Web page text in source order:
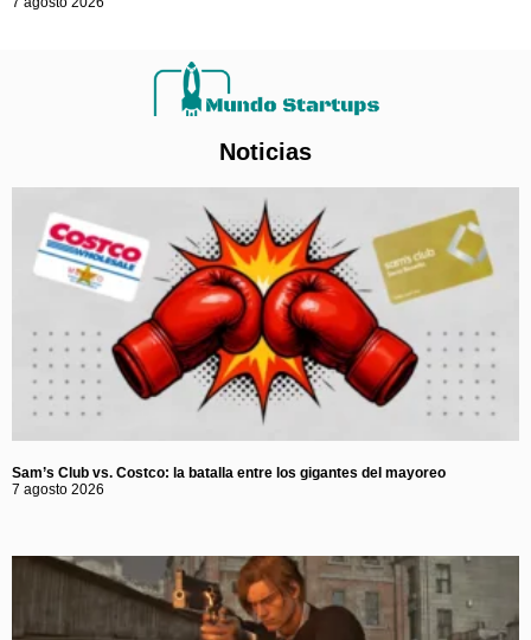
Noticias
Sam’s Club vs. Costco: la batalla entre los gigantes del mayoreo
7 agosto 2026